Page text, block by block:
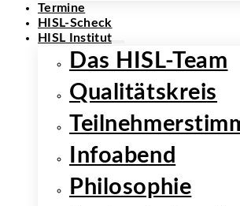
Termine
HISL-Scheck
HISL Institut
Das HISL-Team
Qualitätskreis
Infoabend
Philosophie